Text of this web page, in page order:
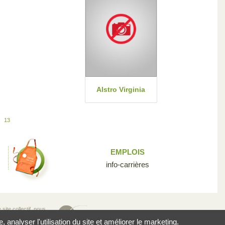
Alstro Virginia
13
EMPLOIS
info-carrières
site collectif, nous
analyser l'utilisation du site et améliorer le marketing.